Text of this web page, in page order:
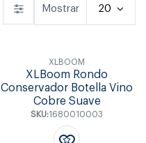
Mostrar 20
XLBOOM
XLBoom Rondo
Conservador Botella Vino
Cobre Suave
SKU:1680010003